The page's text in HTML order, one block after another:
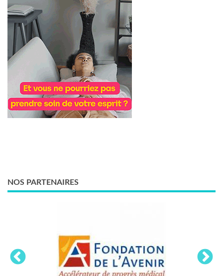
NOS PARTENAIRES